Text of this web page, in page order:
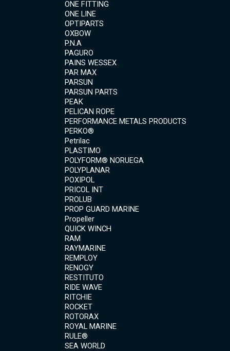
ONE FITTING
ONE LINE
OPTIPARTS
OXBOW
P.N.A
PAGURO
PAINS WESSEX
PAR MAX
PARSUN
PARSUN PARTS
PEAK
PELICAN ROPE
PERFORMANCE METALS PRODUCTS
PERKO®
Petrilac
PLASTIMO
POLYFORM® NORUEGA
POLYPLANAR
POXIPOL
PRICOL INT
PROLUB
PROP GUARD MARINE
Propeller
QUICK WINCH
RAM
RAYMARINE
REMPLOY
RENOGY
RESTITUTO
RIDE WAVE
RITCHIE
ROCKET
ROTORAX
ROYAL MARINE
RULE®
SEA WORLD